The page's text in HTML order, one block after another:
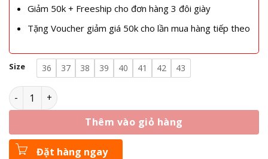
Giảm 50k + Freeship cho đơn hàng 3 đôi giày
Tặng Voucher giảm giá 50k cho lần mua hàng tiếp theo
Size 36 37 38 39 40 41 42 43
Giày Puma Palermo OG Intense Red White 383011-13 số
Thêm vào giỏ hàng
Đặt hàng ngay